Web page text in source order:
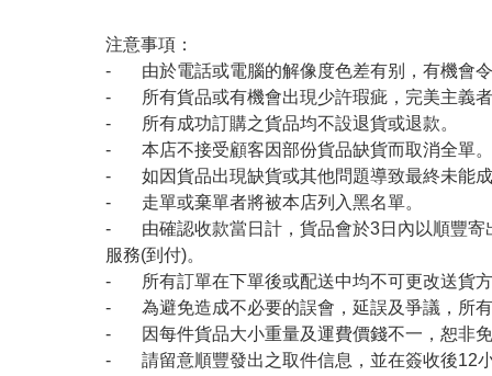
注意事項：
- 由於電話或電腦的解像度色差有别，有機會令
- 所有貨品或有機會出現少許瑕疵，完美主義
- 所有成功訂購之貨品均不設退貨或退款。
- 本店不接受顧客因部份貨品缺貨而取消全單。
- 如因貨品出現缺貨或其他問題導致最終未能成
- 走單或棄單者將被本店列入黑名單。
- 由確認收款當日計，貨品會於3日內以順豐寄
服務(到付)。
- 所有訂單在下單後或配送中均不可更改送貨方
- 為避免造成不必要的誤會，延誤及爭議，所
- 因每件貨品大小重量及運費價錢不一，恕非免
- 請留意順豐發出之取件信息，並在簽收後12